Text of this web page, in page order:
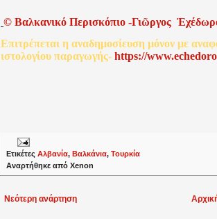
© Βαλκανικό Περισκόπιο -Γιῶργος
Επιτρέπεται η αναδημοσίευση μόνον με
ιστολογίου παραγωγής- https://
Ετικέτες Αλβανία, Βαλκάνια, Τουρκία
Αναρτήθηκε από Xenon
Νεότερη ανάρτηση